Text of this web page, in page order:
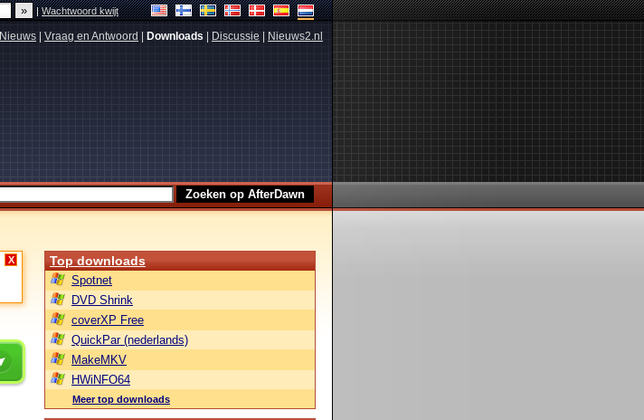
|Wachtwoord kwijt
Nieuws Vraag en Antwoord Downloads Discussie Nieuws2.nl
X Top downloads
Spotnet
DVD Shrink
coverXP Free
QuickPar (nederlands)
MakeMKV
HWiNFO64
Meer top downloads